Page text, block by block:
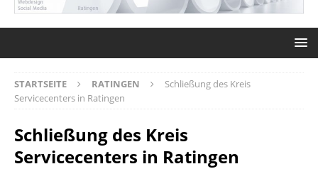
STARTSEITE RATINGEN
Schließung des Kreis
Servicecenters in Ratingen
Schließung des Kreis
Servicecenters in Ratingen